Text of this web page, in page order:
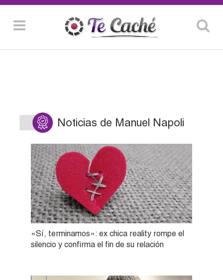
Noticias de Manuel Napoli
«Sí, terminamos»: ex chica reality rompe el
silencio y confirma el fin de su relación